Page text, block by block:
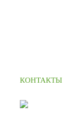
КОНТАКТЫ